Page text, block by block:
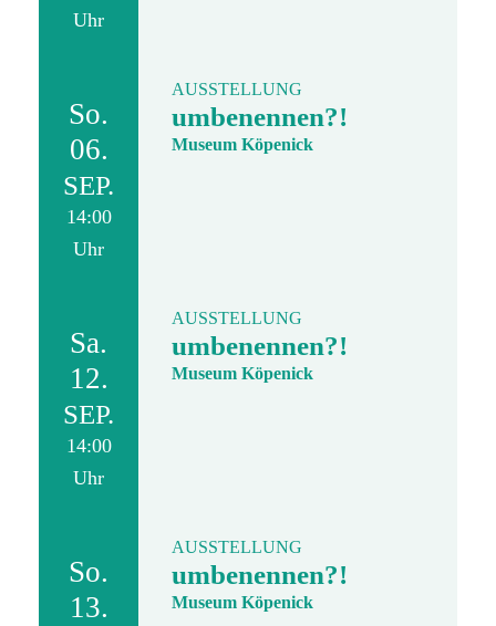
Uhr
So.
06.
SEP.
14:00
Uhr
AUSSTELLUNG
umbenennen?!
Museum Köpenick
Sa.
12.
SEP.
14:00
Uhr
AUSSTELLUNG
umbenennen?!
Museum Köpenick
So.
13.
AUSSTELLUNG
umbenennen?!
Museum Köpenick